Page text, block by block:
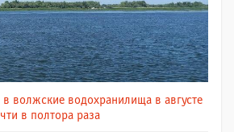
волжские водохранилища в августе
в полтора раза